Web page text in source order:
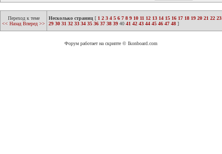
Переход к теме
<< Назад Вперед >>
Несколько страниц [ 1 2 3 4 5 6 7 8 9 10 11 12 13 14 15 16 17 18 19 20 21 22 23
29 30 31 32 33 34 35 36 37 38 39 40 41 42 43 44 45 46 47 48 ]
Форум работает на скрипте © Ikonboard.com